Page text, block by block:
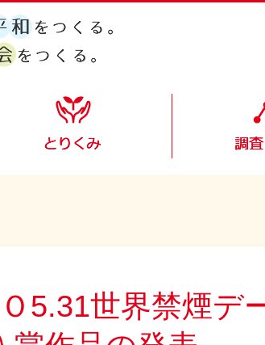
5.31世界禁煙デ